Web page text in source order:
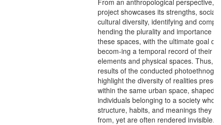
From an anthropological perspective,
project showcases its strengths, social
cultural diversity, identifying and
hending the plurality and importance of
these spaces, with the ultimate goal of
becom-ing a temporal record of their
elements and physical spaces. Thus,
results of the conducted
highlight the diversity of realities
within the same urban space, shaped
individuals belonging to a society
structure, habits, and meanings they
from, yet are often rendered invisible.